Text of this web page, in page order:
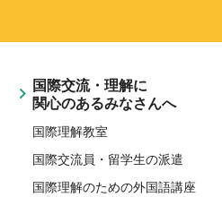
国際交流・理解に
関心のあるみなさんへ
国際理解教室
国際交流員・留学生の派遣
国際理解のための外国語講座